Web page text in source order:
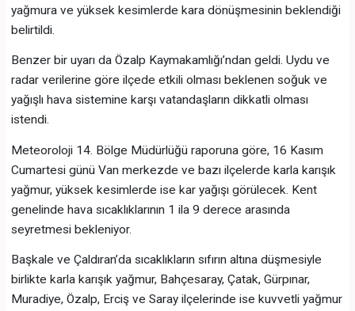
yağmura ve yüksek kesimlerde kara dönüşmesinin beklendiği
belirtildi.
Benzer bir uyarı da Özalp Kaymakamlığı’ndan geldi. Uydu ve
radar verilerine göre ilçede etkili olması beklenen soğuk ve
yağışlı hava sistemine karşı vatandaşların dikkatli olması
istendi.
Meteoroloji 14. Bölge Müdürlüğü raporuna göre, 16 Kasım
Cumartesi günü Van merkezde ve bazı ilçelerde karla karışık
yağmur, yüksek kesimlerde ise kar yağışı görülecek. Kent
genelinde hava sıcaklıklarının 1 ila 9 derece arasında
seyretmesi bekleniyor.
Başkale ve Çaldıran’da sıcaklıkların sıfırın altına düşmesiyle
birlikte karla karışık yağmur, Bahçesaray, Çatak, Gürpınar,
Muradiye, Özalp, Erciş ve Saray ilçelerinde ise kuvvetli yağmur